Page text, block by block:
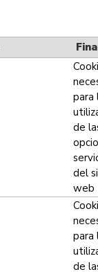
para
de
del
web
para
de